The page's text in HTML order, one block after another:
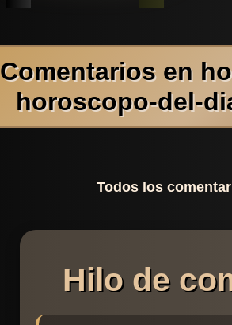
Comentarios en
horoscopo-del-
Todos los
Hilo de